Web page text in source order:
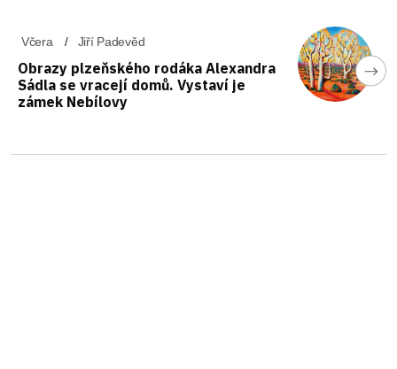
Včera Jiří Padevěd
Obrazy plzeňského rodáka Alexandra
Sádla se vracejí domů. Vystaví je
zámek Nebílovy